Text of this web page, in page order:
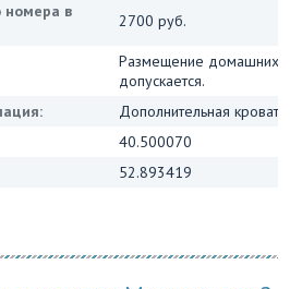
номера в
2700 руб.
Размещение домашних
допускается.
Дополнительная
40.500070
52.893419